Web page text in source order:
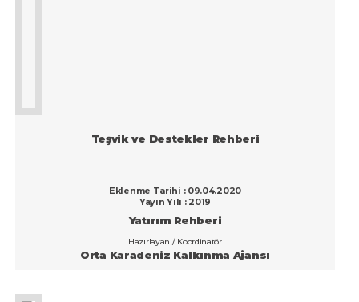
Teşvik ve Destekler Rehberi
Eklenme Tarihi : 09.04.2020
Yayın Yılı : 2019
Yatırım Rehberi
Hazırlayan / Koordinatör
Orta Karadeniz Kalkınma Ajansı